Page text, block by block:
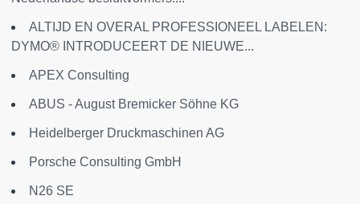
ALTIJD EN OVERAL PROFESSIONEEL LABELEN:
DYMO® INTRODUCEERT DE NIEUWE...
APEX Consulting
ABUS - August Bremicker Söhne KG
Heidelberger Druckmaschinen AG
Porsche Consulting GmbH
N26 SE